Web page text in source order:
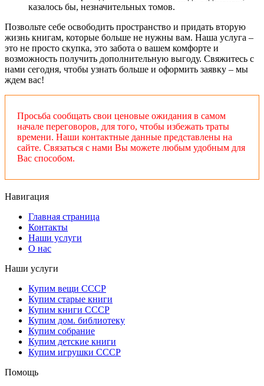
казалось бы, незначительных томов.
Позвольте себе освободить пространство и придать вторую
жизнь книгам, которые больше не нужны вам. Наша услуга –
это не просто скупка, это забота о вашем комфорте и
возможность получить дополнительную выгоду. Свяжитесь с
нами сегодня, чтобы узнать больше и оформить заявку – мы
ждем вас!
Просьба сообщать свои ценовые ожидания в самом
начале переговоров, для того, чтобы избежать траты
времени. Наши контактные данные представлены на
сайте. Связаться с нами Вы можете любым удобным для
Вас способом.
Навигация
Главная страница
Контакты
Наши услуги
О нас
Наши услуги
Купим вещи СССР
Купим старые книги
Купим книги СССР
Купим дом. библиотеку
Купим собрание
Купим детские книги
Купим игрушки СССР
Помощь